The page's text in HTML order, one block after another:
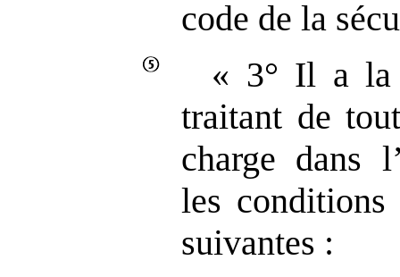
code de la
« 3° Il a la
traitant de
charge dans
les conditions
suivantes :